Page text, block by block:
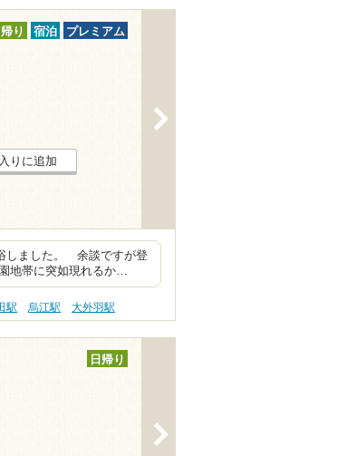
帰り 宿泊 プレミアム
りに追加
しました。 余談ですが登
地帯に突如現れるか…
駅 烏江駅 大外羽駅
日帰り